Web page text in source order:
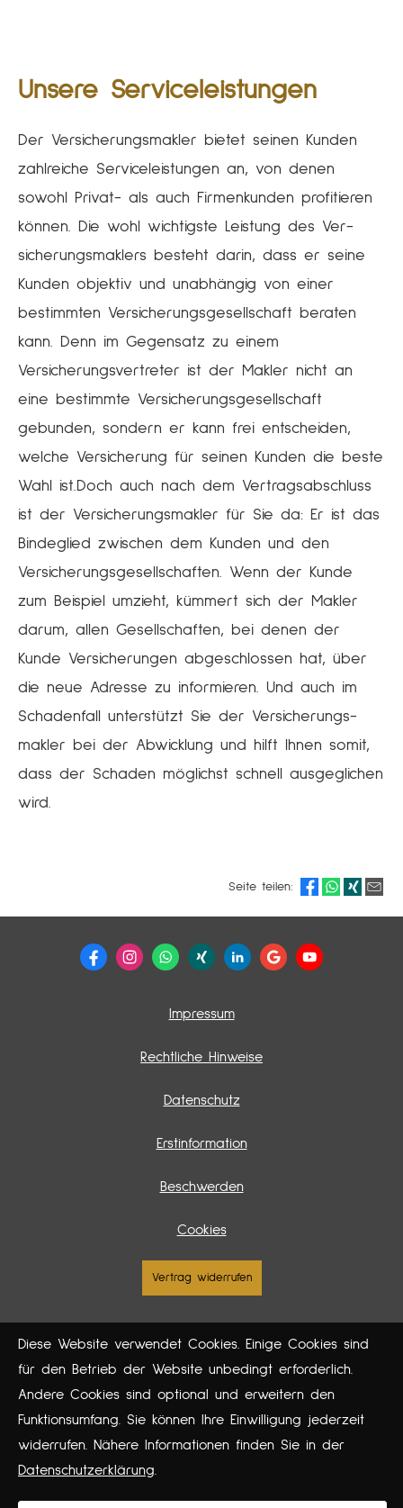
Unsere Serviceleistungen
Der Ver­sicherungs­makler bietet seinen Kunden
zahlreiche Serviceleistungen an, von denen
sowohl Privat- als auch Firmenkunden profitieren
können. Die wohl wichtigste Leistung des Ver­
sicherungs­maklers besteht darin, dass er seine
Kunden objektiv und unabhängig von einer
bestimmten Versicherungsgesellschaft beraten
kann. Denn im Gegensatz zu einem
Versicherungsvertreter ist der Makler nicht an
eine bestimmte Versicherungsgesellschaft
gebunden, sondern er kann frei entscheiden,
welche Versicherung für seinen Kunden die beste
Wahl ist.Doch auch nach dem Vertragsabschluss
ist der Ver­sicherungs­makler für Sie da: Er ist das
Bindeglied zwischen dem Kunden und den
Versicherungsgesellschaften. Wenn der Kunde
zum Beispiel umzieht, kümmert sich der Makler
darum, allen Gesellschaften, bei denen der
Kunde Versicherungen abgeschlossen hat, über
die neue Adresse zu informieren. Und auch im
Schadenfall unterstützt Sie der Ver­sicherungs­
makler bei der Abwicklung und hilft Ihnen somit,
dass der Schaden möglichst schnell ausgeglichen
wird.
Seite teilen:
Impressum
Rechtliche Hinweise
Datenschutz
Erstinformation
Beschwerden
Cookies
Vertrag widerrufen
Diese Website verwendet Cookies. Einige Cookies sind
für den Betrieb der Website unbedingt erforderlich.
Andere Cookies sind optional und erweitern den
Funktionsumfang. Sie können Ihre Einwilligung jederzeit
widerrufen. Nähere Informationen finden Sie in der
Datenschutzerklärung